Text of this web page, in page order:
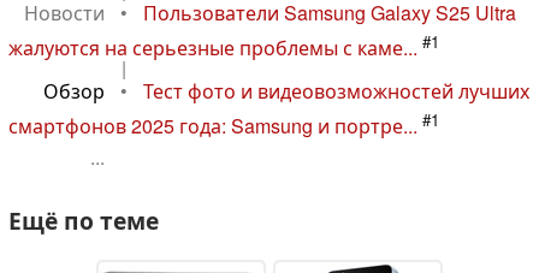
Новости
•
Пользователи Samsung Galaxy S25 Ultra
жалуются на серьезные проблемы с каме... #1
|
Обзор
•
Тест фото и видеовозможностей лучших
смартфонов 2025 года: Samsung и портре... #1
...
Ещё по теме